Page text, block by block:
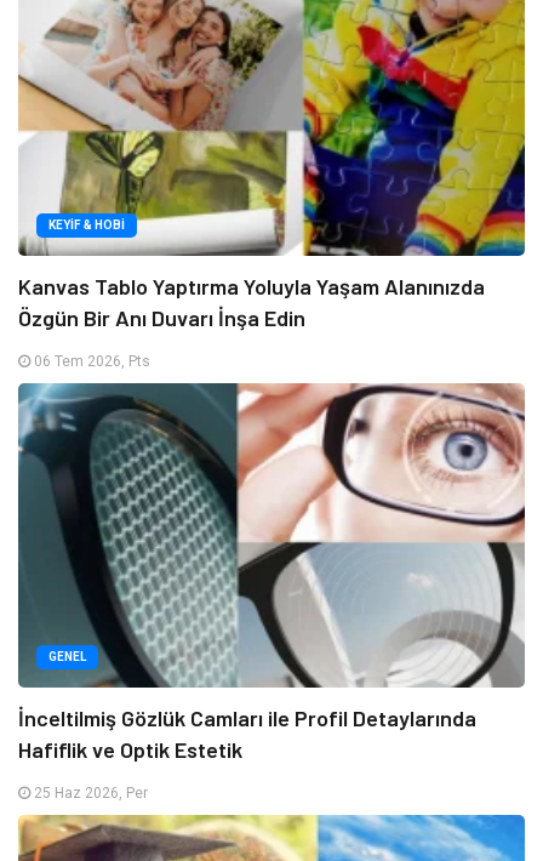
KEYIF & HOBI
Kanvas Tablo Yaptırma Yoluyla Yaşam Alanınızda
Özgün Bir Anı Duvarı İnşa Edin
06 Tem 2026, Pts
GENEL
İnceltilmiş Gözlük Camları ile Profil Detaylarında
Hafiflik ve Optik Estetik
25 Haz 2026, Per